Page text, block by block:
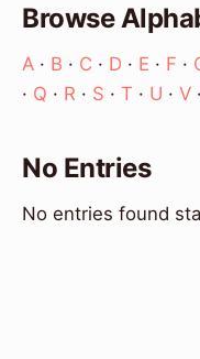
Browse
A · B · C · D · E · F ·
· Q · R · S · T · U · V ·
No Entries
No entries found